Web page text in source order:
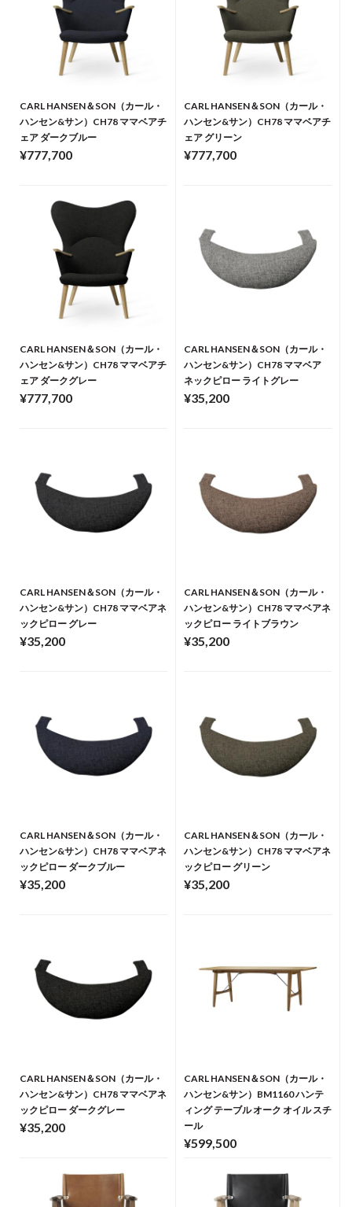
CARL HANSEN＆SON（カール・
ハンセン&サン）CH78 ママベアチ
ェア ダークブルー
¥777,700
CARL HANSEN＆SON（カール・
ハンセン&サン）CH78 ママベアチ
ェア グリーン
¥777,700
CARL HANSEN＆SON（カール・
ハンセン&サン）CH78 ママベアチ
ェア ダークグレー
¥777,700
CARL HANSEN＆SON（カール・
ハンセン&サン）CH78 ママベア
ネックピロー ライトグレー
¥35,200
CARL HANSEN＆SON（カール・
ハンセン&サン）CH78 ママベアネ
ックピロー グレー
¥35,200
CARL HANSEN＆SON（カール・
ハンセン&サン）CH78 ママベアネ
ックピロー ライトブラウン
¥35,200
CARL HANSEN＆SON（カール・
ハンセン&サン）CH78 ママベアネ
ックピロー ダークブルー
¥35,200
CARL HANSEN＆SON（カール・
ハンセン&サン）CH78 ママベアネ
ックピロー グリーン
¥35,200
CARL HANSEN＆SON（カール・
ハンセン&サン）CH78 ママベアネ
ックピロー ダークグレー
¥35,200
CARL HANSEN＆SON（カール・
ハンセン&サン）BM1160 ハンテ
ィング テーブル オーク オイル スチ
ール
¥599,500